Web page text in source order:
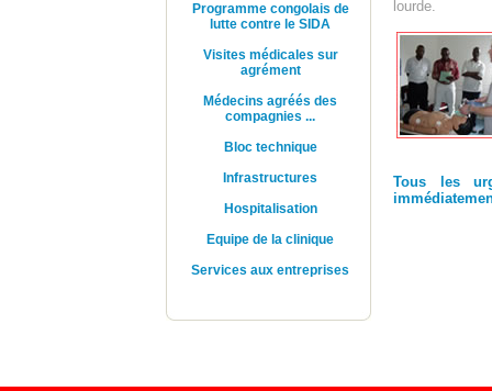
Programme congolais de
lutte contre le SIDA
Visites médicales sur
agrément
Médecins agréés des
compagnies ...
Bloc technique
Infrastructures
Hospitalisation
Equipe de la clinique
Services aux entreprises